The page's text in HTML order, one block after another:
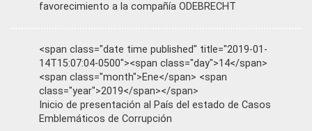
favorecimiento a la compañía ODEBRECHT
<span class="date time published" title="2019-01-
14T15:07:04-0500"><span class="day">14</span>
<span class="month">Ene</span> <span
class="year">2019</span></span>
Inicio de presentación al País del estado de Casos
Emblemáticos de Corrupción